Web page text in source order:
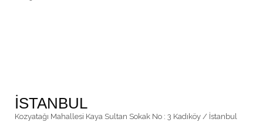
İSTANBUL
Kozyatağı Mahallesi Kaya Sultan Sokak No : 3 Kadıköy / İstanbul